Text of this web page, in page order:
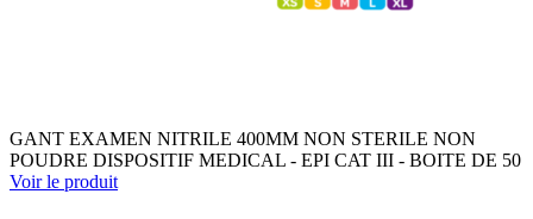
GANT EXAMEN NITRILE 400MM NON STERILE NON
POUDRE DISPOSITIF MEDICAL - EPI CAT III - BOITE DE 50
Voir le produit